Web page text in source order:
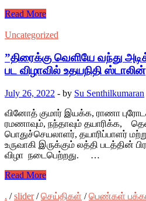
Read More
Uncategorized
”திரைக்கு வெளியே வந்து
பட விழாவில் உதயநிதி ஸ்டாலின்
July 26, 2022 - by Su Senthilkumaran
வினோத் குமார் இயக்க, ராணா
ரமணாவும், நந்தாவும் தயாரிக்க,
பொதுச்செயலாளர், தயாரிப்பாளர்
உருவாகி இருக்கும் லத்தி படத்தின்
விழா நடைபெற்றது. …
Read More
. /slider/செய்திகள் /பெண்கள்